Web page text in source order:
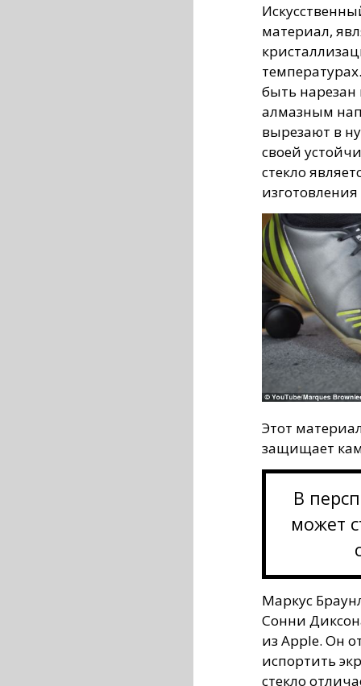
материал,
быть
алмазным
вырезают в
своей
стекло
Этот
защищает
В
может
Маркус
Сонни
из Apple. Он
испортить
стекло